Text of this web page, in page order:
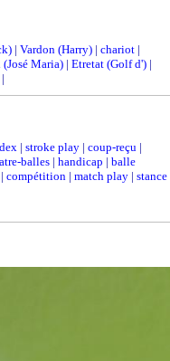
| Vardon (Harry) | chariot |
(José Maria) | Etretat (Golf d') |
|
| stroke play | coup-reçu |
balles | handicap | balle
| compétition | match play | stance